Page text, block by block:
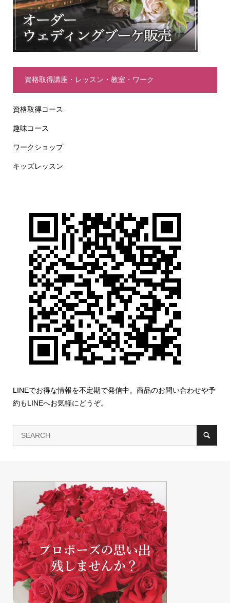
資格取得講座・レッスン・教室・ワーク
資格取得コース
趣味コース
ワークショップ
キッズレッスン
LINEでお得な情報を不定期で発信中。商品のお問い合わせや予
約もLINEへお気軽にどうぞ。